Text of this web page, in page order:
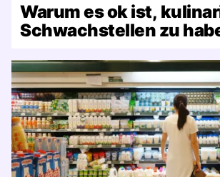
Warum es ok ist,
Schwachstellen zu